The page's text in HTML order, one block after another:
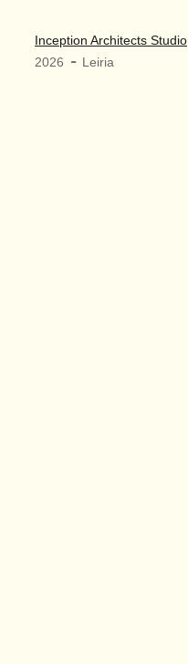
Inception Architects Studio
2026 - Leiria